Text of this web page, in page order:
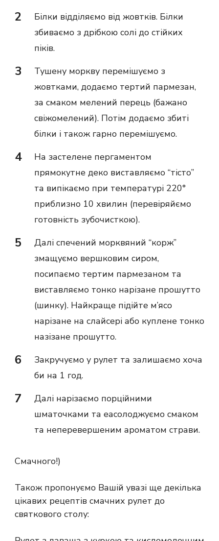
Білки відділяємо від жовтків. Білки
збиваємо з дрібкою солі до стійких
піків.
Тушену моркву перемішуємо з
жовтками, додаємо тертий пармезан,
за смаком мелений перець (бажано
свіжомелений). Потім додаємо збиті
білки і також гарно перемішуємо.
На застелене пергаментом
прямокутне деко виставляємо “тісто”
та випікаємо при температурі 220°
приблизно 10 хвилин (перевіряйємо
готовність зубочисткою).
Далі спечений морквяний “корж”
змащуємо вершковим сиром,
посипаємо тертим пармезаном та
виставляємо тонко нарізане прошутто
(шинку). Найкраще підійте м’ясо
нарізане на слайсері або куплене тонко
назізане прошутто.
Закручуємо у рулет та залишаємо хоча
би на 1 год.
Далі нарізаємо порційними
шматочками та еасолоджуємо смаком
та неперевершеним ароматом страви.
Смачного!)
Також пропонуємо Вашій увазі ще декілька
цікавих рецептів смачних рулет до
святкового столу: